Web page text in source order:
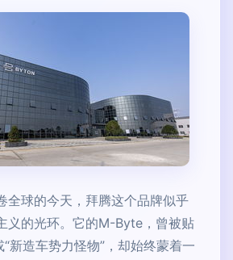
全球的今天，拜腾这个品牌似乎
义的光环。它的M-Byte，曾被贴
“新造车势力怪物”，却始终蒙着一